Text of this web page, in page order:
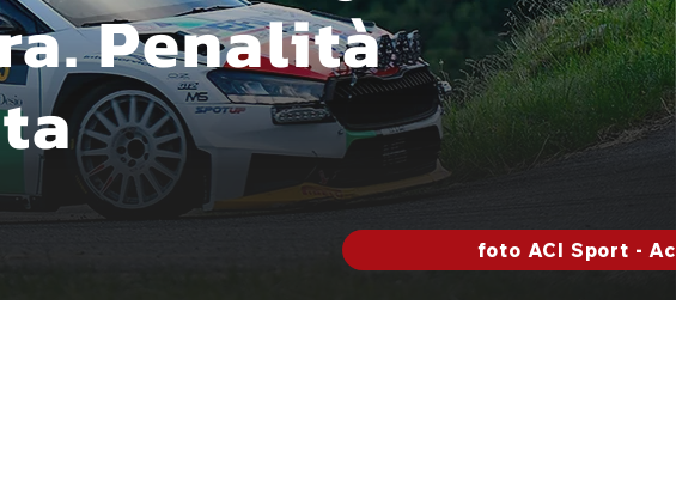
Penalità
foto ACI Sport -